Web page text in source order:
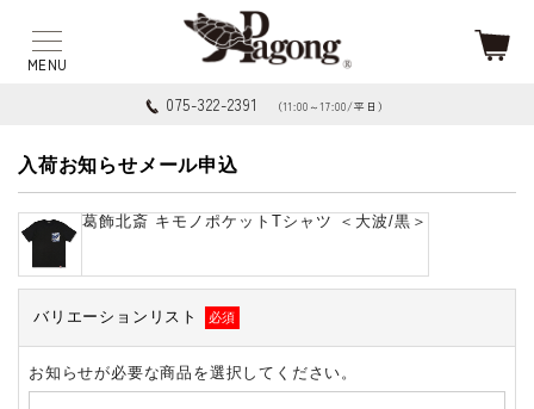
075-322-2391 （11:00～17:00/平日）
入荷お知らせメール申込
葛飾北斎 キモノポケットTシャツ ＜大波/黒＞
バリエーションリスト 必須
お知らせが必要な商品を選択してください。